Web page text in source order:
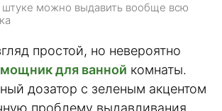
штуке можно выдавить вообще всю
простой, но невероятно
для ванной комнаты.
дозатор с зеленым акцентом
проблему выдавливания